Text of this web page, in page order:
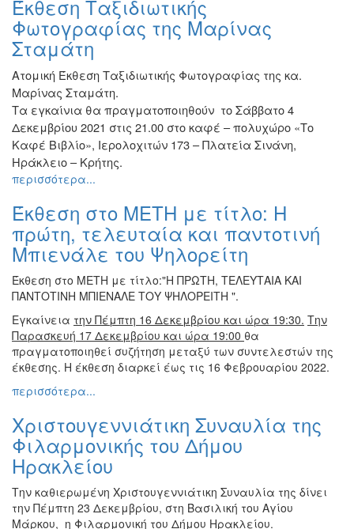
Ζωγραφική
Φωτογραφία
Τραγούδι
Μουσική
Κινηματογράφος
Χορός
Θέατρο
Παζάρι
Συνέδρια
Ημερίδες
-
Διημερίδες
Σεμινάρια-
Διαλέξεις-
Ομιλίες
Διάφορες
Εκθέσεις
Εκδηλώσεις
Παιδιά
Άλλες
Εκδηλώσεις
Έκθεση Ταξιδιωτικής
Φωτογραφίας της Μαρίνας
Σταμάτη
Ατομική Έκθεση Ταξιδιωτικής Φωτογραφίας της κα.
Μαρίνας Σταμάτη.
Τα εγκαίνια θα πραγματοποιηθούν το Σάββατο 4
Δεκεμβρίου 2021 στις 21.00 στο καφέ – πολυχώρο «Το
Καφέ Βιβλίο», Ιερολοχιτών 173 – Πλατεία Σινάνη,
Ηράκλειο – Κρήτης.
περισσότερα...
Έκθεση στο ΜΕΤΗ με τίτλο: Η
πρώτη, τελευταία και παντοτινή
Μπιενάλε του Ψηλορείτη
Έκθεση στο ΜΕΤΗ με τίτλο:"Η ΠΡΩΤΗ, ΤΕΛΕΥΤΑΙΑ ΚΑΙ
ΠΑΝΤΟΤΙΝΗ ΜΠΙΕΝΑΛΕ ΤΟΥ ΨΗΛΟΡΕΙΤΗ ".
Εγκαίνεια την Πέμπτη 16 Δεκεμβρίου και ώρα 19:30. Την
Παρασκευή 17 Δεκεμβρίου και ώρα 19:00 θα
πραγματοποιηθεί συζήτηση μεταξύ των συντελεστών της
έκθεσης. Η έκθεση διαρκεί έως τις 16 Φεβρουαρίου 2022.
περισσότερα...
Χριστουγεννιάτικη Συναυλία της
Φιλαρμονικής του Δήμου
Ηρακλείου
Την καθιερωμένη Χριστουγεννιάτικη Συναυλία της δίνει
την Πέμπτη 23 Δεκεμβρίου, στη Βασιλική του Αγίου
Μάρκου, η Φιλαρμονική του Δήμου Ηρακλείου.